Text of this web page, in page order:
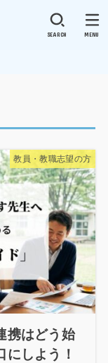
SEARCH MENU
教員・教職志望の方
携はどう始
しよう！